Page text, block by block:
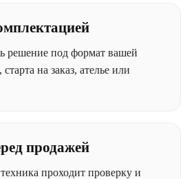
решение под формат вашей
на заказ, ателье или
продажей
проходит проверку и